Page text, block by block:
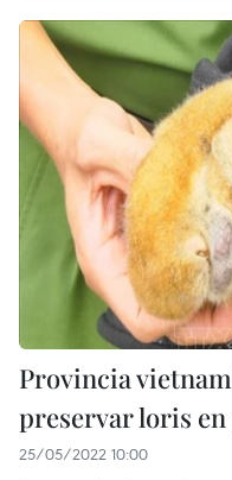
Provincia
preservar loris
25/05/2022 10:00